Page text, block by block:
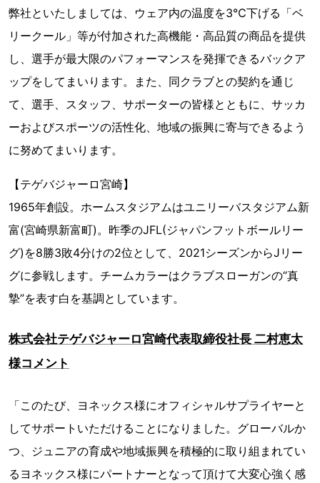
弊社といたしましては、ウェア内の温度を3℃下げる「ベ
リークール」等が付加された高機能・高品質の商品を提供
し、選手が最大限のパフォーマンスを発揮できるバックア
ップをしてまいります。また、同クラブとの契約を通じ
て、選手、スタッフ、サポーターの皆様とともに、サッカ
ーおよびスポーツの活性化、地域の振興に寄与できるよう
に努めてまいります。
【テゲバジャーロ宮崎】
1965年創設。ホームスタジアムはユニリーバスタジアム新
富(宮崎県新富町)。昨季のJFL(ジャパンフットボールリー
グ)を8勝3敗4分けの2位として、2021シーズンからJリー
グに参戦します。チームカラーはクラブスローガンの“真
摯”を表す白を基調としています。
株式会社テゲバジャーロ宮崎代表取締役社長 二村恵太
様コメント
「このたび、ヨネックス様にオフィシャルサプライヤーと
してサポートいただけることになりました。グローバルか
つ、ジュニアの育成や地域振興を積極的に取り組まれてい
るヨネックス様にパートナーとなって頂けて大変心強く感